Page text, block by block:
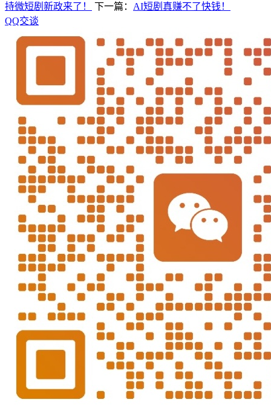
持微短剧新政来了！
下一篇： AI短剧真赚不了快钱！
QQ交谈